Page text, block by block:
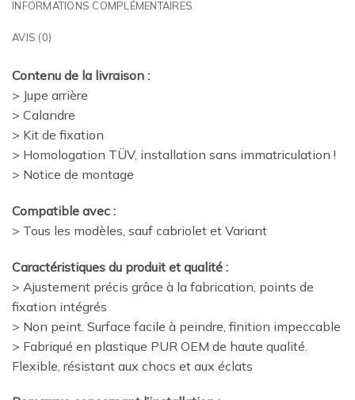
INFORMATIONS COMPLÉMENTAIRES
AVIS (0)
Contenu de la livraison :
> Jupe arrière
> Calandre
> Kit de fixation
> Homologation TÜV, installation sans immatriculation !
> Notice de montage
Compatible avec :
> Tous les modèles, sauf cabriolet et Variant
Caractéristiques du produit et qualité :
> Ajustement précis grâce à la fabrication, points de
fixation intégrés
> Non peint. Surface facile à peindre, finition impeccable
> Fabriqué en plastique PUR OEM de haute qualité.
Flexible, résistant aux chocs et aux éclats